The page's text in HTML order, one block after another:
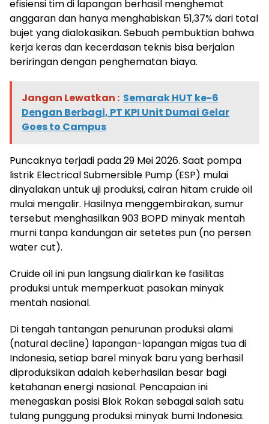
efisiensi tim di lapangan berhasil menghemat
anggaran dan hanya menghabiskan 51,37% dari total
bujet yang dialokasikan. Sebuah pembuktian bahwa
kerja keras dan kecerdasan teknis bisa berjalan
beriringan dengan penghematan biaya.
Jangan Lewatkan : Semarak HUT ke-6
Dengan Berbagi, PT KPI Unit Dumai Gelar
Goes to Campus
Puncaknya terjadi pada 29 Mei 2026. Saat pompa
listrik Electrical Submersible Pump (ESP) mulai
dinyalakan untuk uji produksi, cairan hitam cruide oil
mulai mengalir. Hasilnya menggembirakan, sumur
tersebut menghasilkan 903 BOPD minyak mentah
murni tanpa kandungan air setetes pun (no persen
water cut).
Cruide oil ini pun langsung dialirkan ke fasilitas
produksi untuk memperkuat pasokan minyak
mentah nasional.
Di tengah tantangan penurunan produksi alami
(natural decline) lapangan-lapangan migas tua di
Indonesia, setiap barel minyak baru yang berhasil
diproduksikan adalah keberhasilan besar bagi
ketahanan energi nasional. Pencapaian ini
menegaskan posisi Blok Rokan sebagai salah satu
tulang punggung produksi minyak bumi Indonesia.